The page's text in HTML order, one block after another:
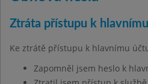
Ztráta přístupu k
Ke ztrátě přístupu k hlavnímu
Zapomněl jsem heslo k